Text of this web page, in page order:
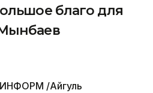
благо для
/Айгуль